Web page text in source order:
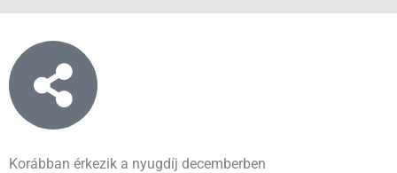
Korábban érkezik a nyugdíj decemberben